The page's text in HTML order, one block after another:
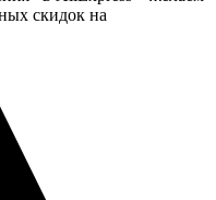
скидок на